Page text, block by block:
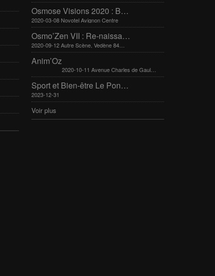
Osmose Visions 2020 : Bien-être et arts divinatoires
2020-03-08 Novotel Avignon Centre
Osmo’Zen VII : Re-naissance
2020-09-12 Autre Scène, Vedène 84270
Anim’Oz
2020-10-11 Avenue Charles de Gaulle 30400 Villeneuve-Lès-Avignon
Sport et Bien-être Le Pontet 16-17 mars 2024
2023-12-31
Voir plus